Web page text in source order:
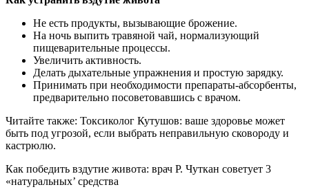
Не есть продукты, вызывающие брожение.
На ночь выпить травяной чай, нормализующий
пищеварительные процессы.
Увеличить активность.
Делать дыхательные упражнения и простую зарядку.
Принимать при необходимости препараты-абсорбенты,
предварительно посоветовавшись с врачом.
Читайте также: Токсиколог Кутушов: ваше здоровье может
быть под угрозой, если выбрать неправильную сковороду и
кастрюлю.
Как победить вздутие живота: врач Р. Чуткан советует 3
«натуральных’ средства